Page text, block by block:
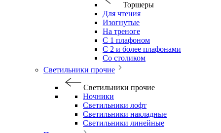
Торшеры
Для чтения
Изогнутые
На треноге
С 1 плафоном
С 2 и более плафонами
Со столиком
Светильники прочие
Светильники прочие
Ночники
Светильники лофт
Светильники накладные
Светильники линейные